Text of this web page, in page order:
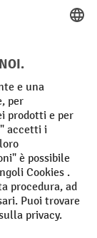
delivery charges,
non si applica